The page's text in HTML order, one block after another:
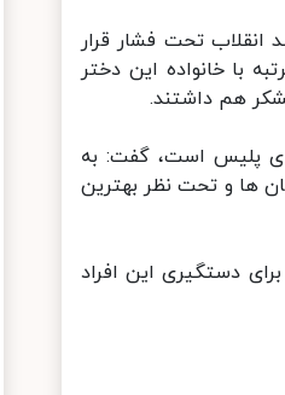
تحت فشار قرار
با خانواده این دختر
هم داشتند.
پلیس است، گفت: به
ها و تحت نظر بهترین
دستگیری این افراد